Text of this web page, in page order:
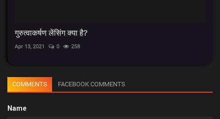
गुरुत्वाकर्षण लेंसिंग क्या है?
Apr 13, 2021 0 258
COMMENTS FACEBOOK COMMENTS
Name